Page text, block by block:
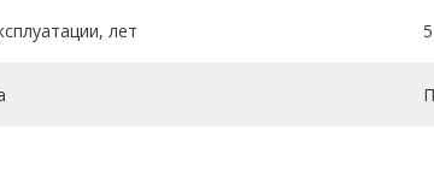
лет 5